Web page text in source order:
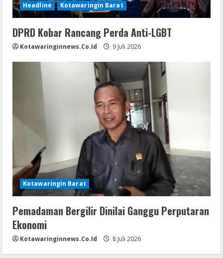
Headline Kotawaringin Barat
DPRD Kobar Rancang Perda Anti-LGBT
Kotawaringinnews.co.id 9 Juli 2026
Kotawaringin Barat
Pemadaman Bergilir Dinilai Ganggu Perputaran
Ekonomi
Kotawaringinnews.co.id 8 Juli 2026